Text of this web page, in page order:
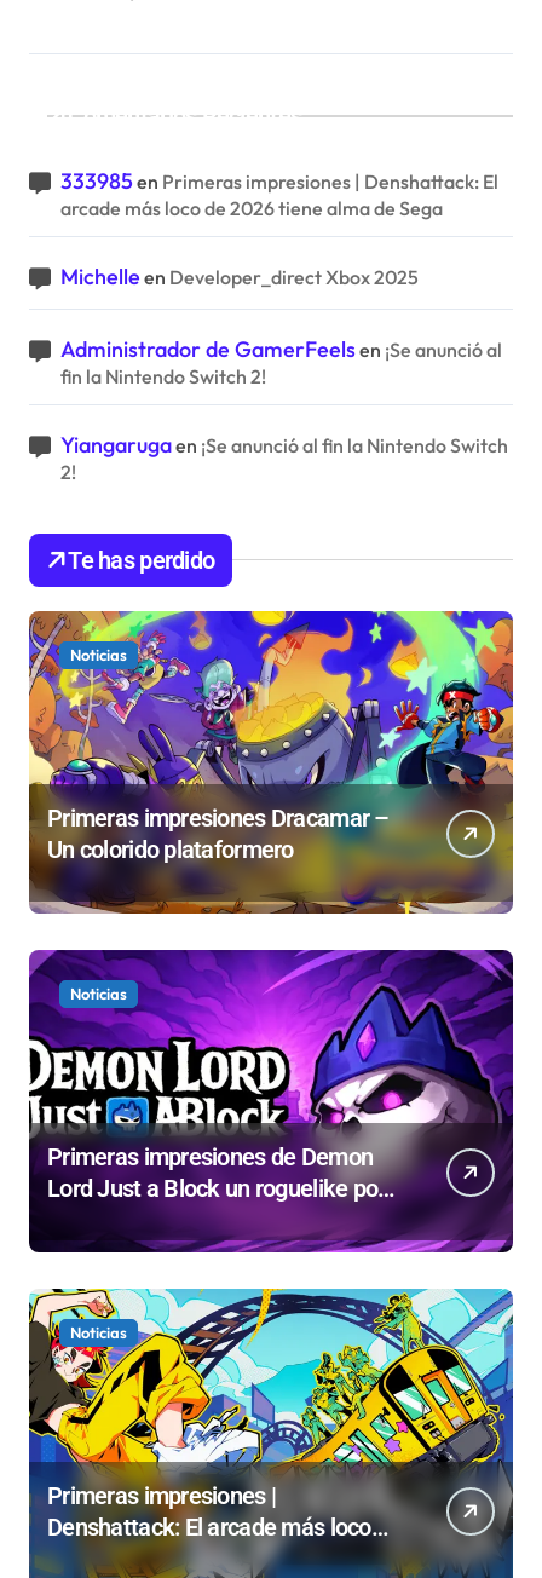
Comentarios Recientes
333985en Primeras impresiones | Denshattack: El
arcade más loco de 2026 tiene alma de Sega
Michelleen Developer_direct Xbox 2025
Administrador de GamerFeelsen ¡Se anunció al
fin la Nintendo Switch 2!
Yiangarugaen ¡Se anunció al fin la Nintendo Switch
2!
Te has perdido
Noticias
Primeras impresiones Dracamar –
Un colorido plataformero
Noticias
Primeras impresiones de Demon
Lord Just a Block un roguelike por
Noticias
Primeras impresiones |
Denshattack: El arcade más loco
de 2026 tiene alma de Sega